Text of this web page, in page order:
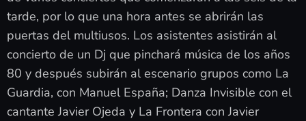
tarde, por lo que una hora antes se abrirán las
puertas del multiusos. Los asistentes asistirán al
concierto de un Dj que pinchará música de los años
80 y después subirán al escenario grupos como La
Guardia, con Manuel España; Danza Invisible con el
cantante Javier Ojeda y La Frontera con Javier